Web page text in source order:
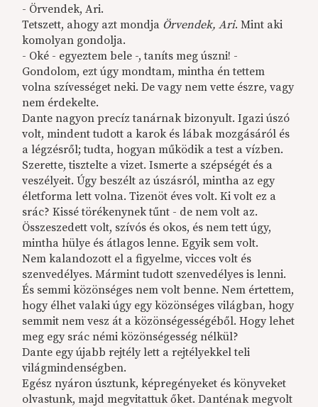
- Örvendek, Ari.
Tetszett, ahogy azt mondja Örvendek, Ari. Mint aki
komolyan gondolja.
- Oké - egyeztem bele -, taníts meg úszni! -
Gondolom, ezt úgy mondtam, mintha én tettem
volna szívességet neki. De vagy nem vette észre, vagy
nem érdekelte.
Dante nagyon precíz tanárnak bizonyult. Igazi úszó
volt, mindent tudott a karok és lábak mozgásáról és
a légzésről; tudta, hogyan működik a test a vízben.
Szerette, tisztelte a vizet. Ismerte a szépségét és a
veszélyeit. Úgy beszélt az úszásról, mintha az egy
életforma lett volna. Tizenöt éves volt. Ki volt ez a
srác? Kissé törékenynek tűnt - de nem volt az.
Összeszedett volt, szívós és okos, és nem tett úgy,
mintha hülye és átlagos lenne. Egyik sem volt.
Nem kalandozott el a figyelme, vicces volt és
szenvedélyes. Mármint tudott szenvedélyes is lenni.
És semmi közönséges nem volt benne. Nem értettem,
hogy élhet valaki úgy egy közönséges világban, hogy
semmit nem vesz át a közönségességéből. Hogy lehet
meg egy srác némi közönségesség nélkül?
Dante egy újabb rejtély lett a rejtélyekkel teli
világmindenségben.
Egész nyáron úsztunk, képregényeket és könyveket
olvastunk, majd megvitattuk őket. Danténak megvolt